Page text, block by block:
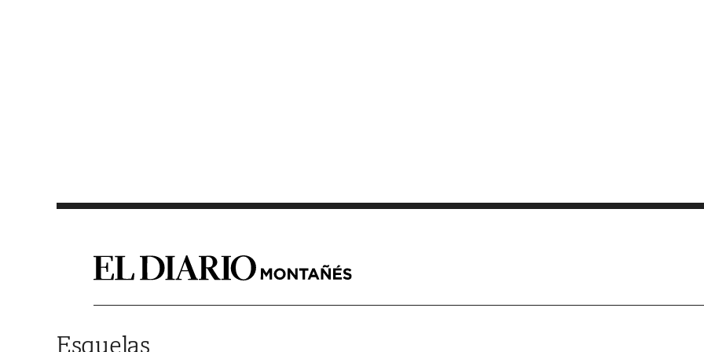
Esquelas